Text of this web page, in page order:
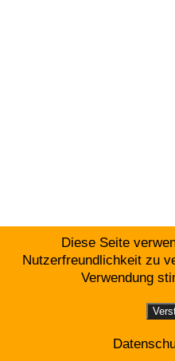
Diese Seite
Nutzerfreundlichkeit zu
Verwendung